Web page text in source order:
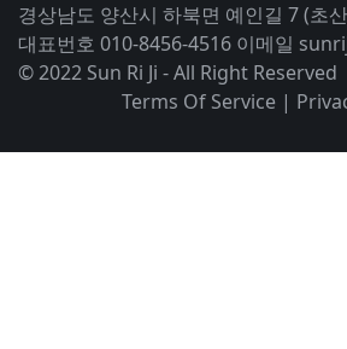
경상남도 양산시 하북면 예인길 7 (초
대표번호 010-8456-4516 이메일
© 2022 Sun Ri Ji - All Right Reserved
Terms Of Service|